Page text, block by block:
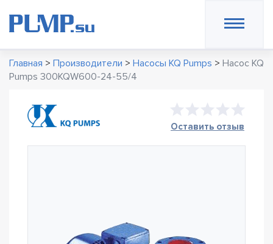
Главная > Производители > Насосы KQ Pumps > Насос KQ
Pumps 300KQW600-24-55/4
Оставить отзыв